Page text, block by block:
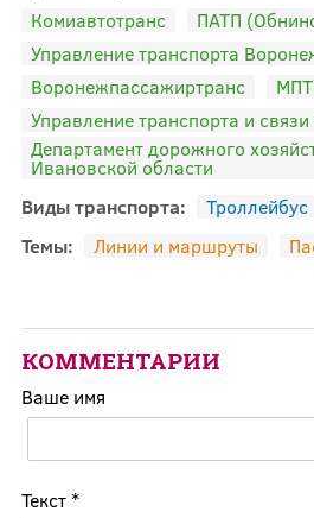
Комиавтотранс
ПАТП
Управление транспорта
Воронежпассажиртранс
Управление транспорта и
Департамент дорожного
Ивановской области
Виды транспорта:
Троллейбус
Темы:
Линии и маршруты
КОММЕНТАРИИ
Ваше имя
Текст *